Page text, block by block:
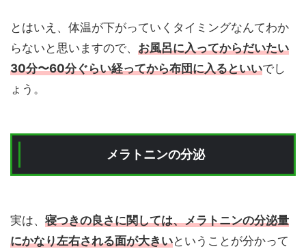
とはいえ、体温が下がっていくタイミングなんてわか
らないと思いますので、 お風呂に入ってからだいたい
30分〜60分ぐらい経ってから布団に入るといいでし
ょう。
メラトニンの分泌
実は、 寝つきの良さに関しては、メラトニンの分泌量
にかなり左右される面が大きいということが分かって